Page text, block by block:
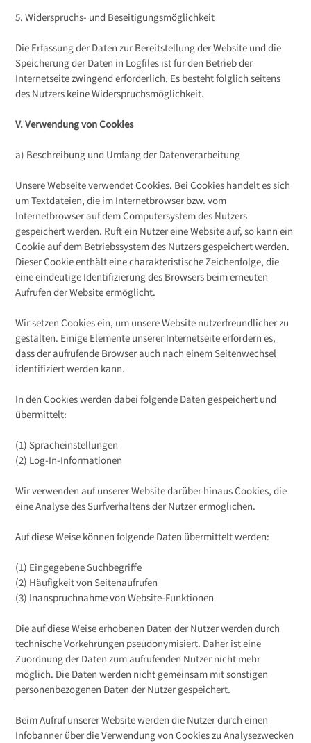
5. Widerspruchs- und Beseitigungsmöglichkeit
Die Erfassung der Daten zur Bereitstellung der Website und die
Speicherung der Daten in Logfiles ist für den Betrieb der
Internetseite zwingend erforderlich. Es besteht folglich seitens
des Nutzers keine Widerspruchsmöglichkeit.
V. Verwendung von Cookies
a) Beschreibung und Umfang der Datenverarbeitung
Unsere Webseite verwendet Cookies. Bei Cookies handelt es sich
um Textdateien, die im Internetbrowser bzw. vom
Internetbrowser auf dem Computersystem des Nutzers
gespeichert werden. Ruft ein Nutzer eine Website auf, so kann ein
Cookie auf dem Betriebssystem des Nutzers gespeichert werden.
Dieser Cookie enthält eine charakteristische Zeichenfolge, die
eine eindeutige Identifizierung des Browsers beim erneuten
Aufrufen der Website ermöglicht.
Wir setzen Cookies ein, um unsere Website nutzerfreundlicher zu
gestalten. Einige Elemente unserer Internetseite erfordern es,
dass der aufrufende Browser auch nach einem Seitenwechsel
identifiziert werden kann.
In den Cookies werden dabei folgende Daten gespeichert und
übermittelt:
(1) Spracheinstellungen
(2) Log-In-Informationen
Wir verwenden auf unserer Website darüber hinaus Cookies, die
eine Analyse des Surfverhaltens der Nutzer ermöglichen.
Auf diese Weise können folgende Daten übermittelt werden:
(1) Eingegebene Suchbegriffe
(2) Häufigkeit von Seitenaufrufen
(3) Inanspruchnahme von Website-Funktionen
Die auf diese Weise erhobenen Daten der Nutzer werden durch
technische Vorkehrungen pseudonymisiert. Daher ist eine
Zuordnung der Daten zum aufrufenden Nutzer nicht mehr
möglich. Die Daten werden nicht gemeinsam mit sonstigen
personenbezogenen Daten der Nutzer gespeichert.
Beim Aufruf unserer Website werden die Nutzer durch einen
Infobanner über die Verwendung von Cookies zu Analysezwecken